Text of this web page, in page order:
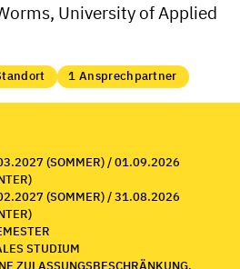
University of Applied
1 Ansprechpartner
(SOMMER) / 01.09.2026
(SOMMER) / 31.08.2026
STUDIUM
ZULASSUNGSBESCHRÄNKUNG,